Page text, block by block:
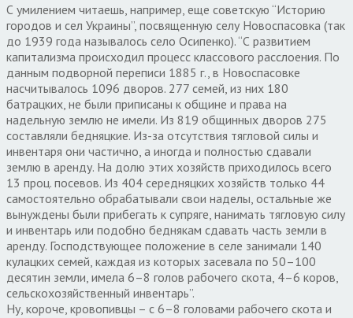
С умилением читаешь, например, еще советскую “Историю
городов и сел Украины”, посвященную селу Новоспасовка (так
до 1939 года называлось село Осипенко). “С развитием
капитализма происходил процесс классового расслоения. По
данным подворной переписи 1885 г., в Новоспасовке
насчитывалось 1096 дворов. 277 семей, из них 180
батрацких, не были приписаны к общине и права на
надельную землю не имели. Из 819 общинных дворов 275
составляли бедняцкие. Из-за отсутствия тягловой силы и
инвентаря они частично, а иногда и полностью сдавали
землю в аренду. На долю этих хозяйств приходилось всего
13 проц. посевов. Из 404 середняцких хозяйств только 44
самостоятельно обрабатывали свои наделы, остальные же
вынуждены были прибегать к супряге, нанимать тягловую силу
и инвентарь или подобно беднякам сдавать часть земли в
аренду. Господствующее положение в селе занимали 140
кулацких семей, каждая из которых засевала по 50–100
десятин земли, имела 6–8 голов рабочего скота, 4–6 коров,
сельскохозяйственный инвентарь”.
Ну, короче, кровопивцы – с 6–8 головами рабочего скота и